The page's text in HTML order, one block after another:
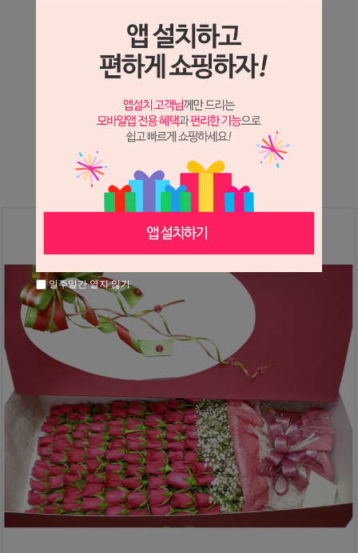
상세정보 새창 열기
상세 정보를 확대해 보실 수 있습니다.
※ 필독해주세요 ※
는 시세 변동에 따라 가격이 달라질 수 있으니
문의 후 주문 바랍니다.
일주일간 열지 않기